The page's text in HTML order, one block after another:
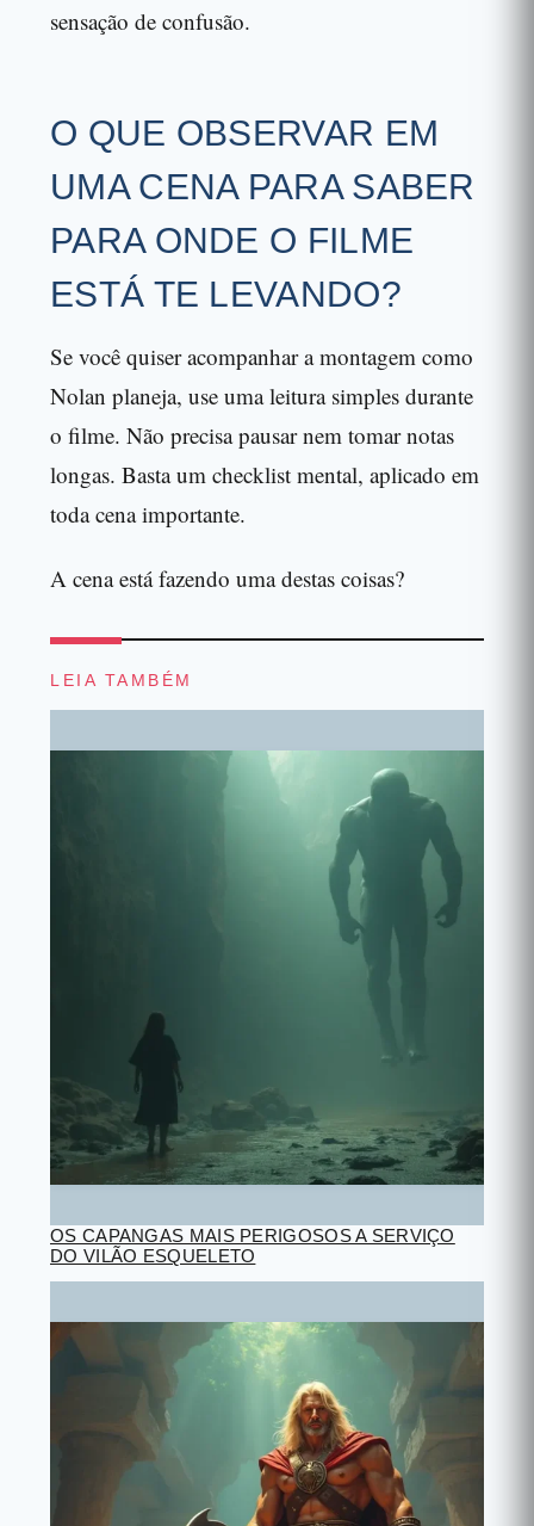
sensação de confusão.
O QUE OBSERVAR EM
UMA CENA PARA SABER
PARA ONDE O FILME
ESTÁ TE LEVANDO?
Se você quiser acompanhar a montagem como
Nolan planeja, use uma leitura simples durante
o filme. Não precisa pausar nem tomar notas
longas. Basta um checklist mental, aplicado em
toda cena importante.
A cena está fazendo uma destas coisas?
LEIA TAMBÉM
OS CAPANGAS MAIS PERIGOSOS A SERVIÇO
DO VILÃO ESQUELETO